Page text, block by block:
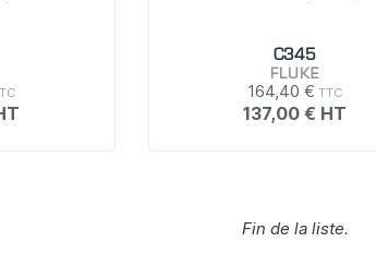
C345
FLUKE
164,40 €
137,00 €
Fin de la liste.